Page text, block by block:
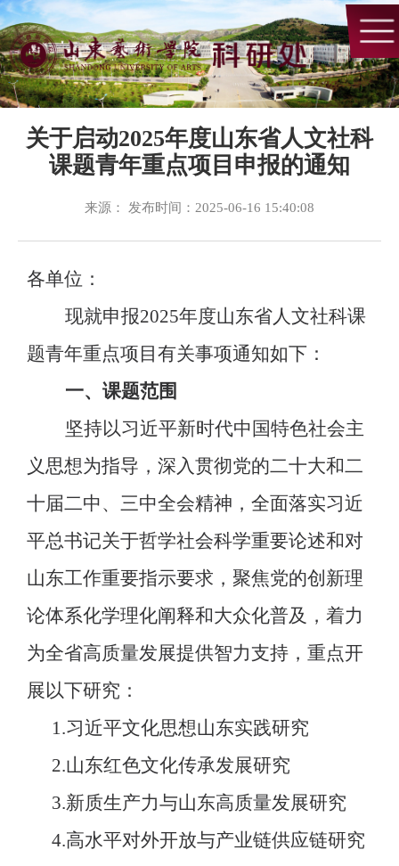
关于启动2025年度山东省人文社科
课题青年重点项目申报的通知
来源： 发布时间：2025-06-16 15:40:08
各单位：
现就申报2025年度山东省人文社科课
题青年重点项目有关事项通知如下：
一、课题范围
坚持以习近平新时代中国特色社会主
义思想为指导，深入贯彻党的二十大和二
十届二中、三中全会精神，全面落实习近
平总书记关于哲学社会科学重要论述和对
山东工作重要指示要求，聚焦党的创新理
论体系化学理化阐释和大众化普及，着力
为全省高质量发展提供智力支持，重点开
展以下研究：
1.习近平文化思想山东实践研究
2.山东红色文化传承发展研究
3.新质生产力与山东高质量发展研究
4.高水平对外开放与产业链供应链研究